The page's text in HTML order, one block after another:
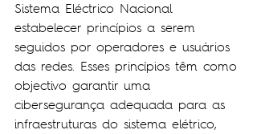
Sistema Eléctrico Nacional
estabelecer princípios a serem
seguidos por operadores e usuários
das redes. Esses princípios têm como
objectivo garantir uma
cibersegurança adequada para as
infraestruturas do sistema elétrico,